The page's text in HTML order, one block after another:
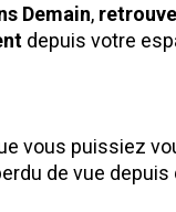
Demain,
depuis votre
vous puissiez
de vue